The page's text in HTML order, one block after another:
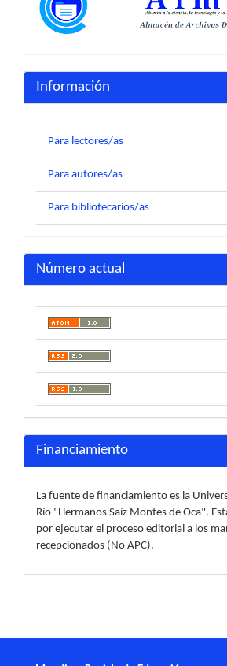
Información
Para lectores/as
Para autores/as
Para bibliotecarios/as
Número actual
Financiamiento
La fuente de financiamiento es la
Río "Hermanos Saíz Montes de Oca".
por ejecutar el proceso editorial a los
recepcionados (No APC).